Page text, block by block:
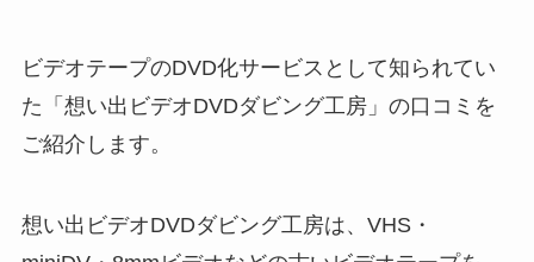
ビデオテープのDVD化サービスとして知られてい
た「想い出ビデオDVDダビング工房」の口コミを
ご紹介します。
想い出ビデオDVDダビング工房は、VHS・